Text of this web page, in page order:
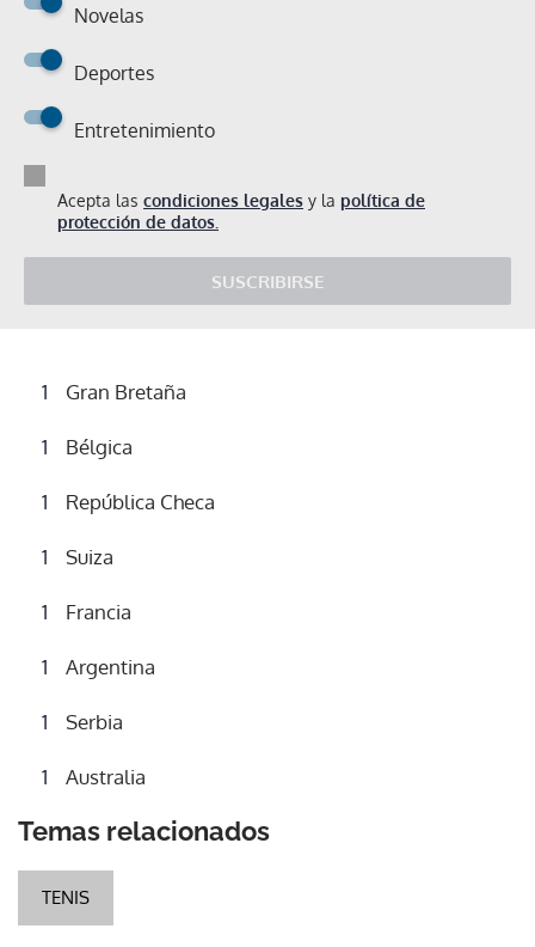
Novelas
Deportes
Entretenimiento
Acepta las condiciones legales y la política de
protección de datos.
SUSCRIBIRSE
Gran Bretaña
Bélgica
República Checa
Suiza
Francia
Argentina
Serbia
Australia
Temas relacionados
TENIS